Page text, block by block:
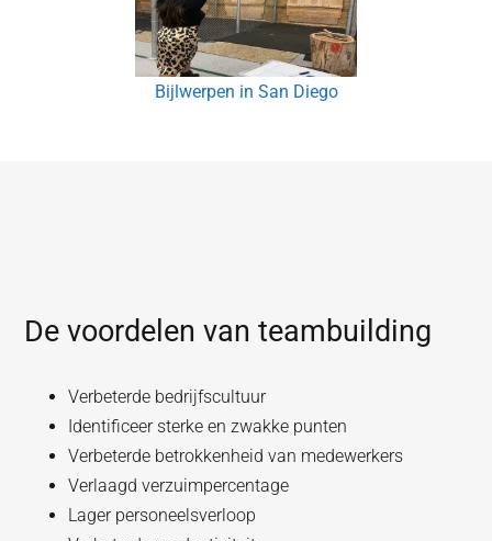
Bijlwerpen in San Diego
De voordelen van teambuilding
Verbeterde bedrijfscultuur
Identificeer sterke en zwakke punten
Verbeterde betrokkenheid van medewerkers
Verlaagd verzuimpercentage
Lager personeelsverloop